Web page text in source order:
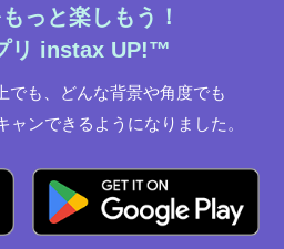
っと楽しもう！
リ instax UP!™
でも、どんな背景や角度でも​
ンできるようになりました。